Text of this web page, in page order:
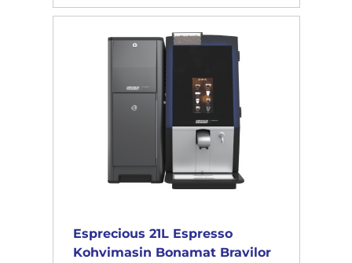
Esprecious 21L Espresso
Kohvimasin Bonamat Bravilor